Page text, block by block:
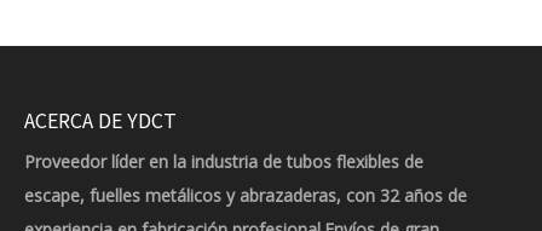
ACERCA DE YDCT
Proveedor líder en la industria de tubos flexibles de
escape, fuelles metálicos y abrazaderas, con 32 años de